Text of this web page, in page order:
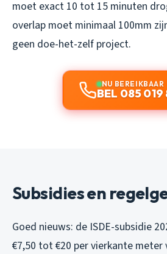
moet exact 10 tot 15 minuten
overlap moet minimaal 100mm
geen doe-het-zelf project.
NU BEREIKBAAR
BEL 085 019
Subsidies en
Goed nieuws: de ISDE-subsidie
€7,50 tot €20 per vierkante